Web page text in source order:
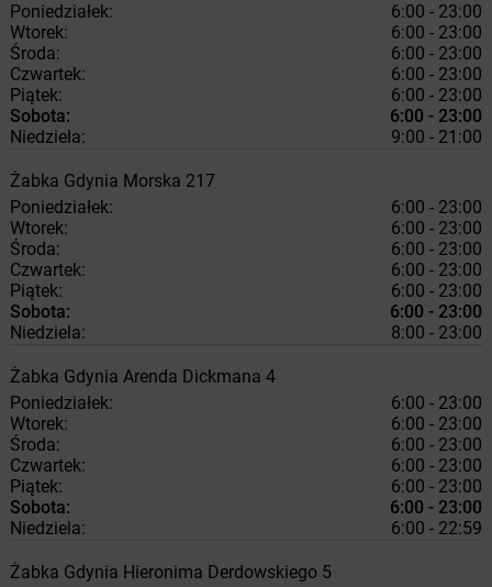
Poniedziałek:
6:00 - 23:00
Wtorek:
6:00 - 23:00
Środa:
6:00 - 23:00
Czwartek:
6:00 - 23:00
Piątek:
6:00 - 23:00
Sobota:
6:00 - 23:00
Niedziela:
9:00 - 21:00
Żabka Gdynia Morska 217
Poniedziałek:
6:00 - 23:00
Wtorek:
6:00 - 23:00
Środa:
6:00 - 23:00
Czwartek:
6:00 - 23:00
Piątek:
6:00 - 23:00
Sobota:
6:00 - 23:00
Niedziela:
8:00 - 23:00
Żabka Gdynia Arenda Dickmana 4
Poniedziałek:
6:00 - 23:00
Wtorek:
6:00 - 23:00
Środa:
6:00 - 23:00
Czwartek:
6:00 - 23:00
Piątek:
6:00 - 23:00
Sobota:
6:00 - 23:00
Niedziela:
6:00 - 22:59
Żabka Gdynia Hieronima Derdowskiego 5